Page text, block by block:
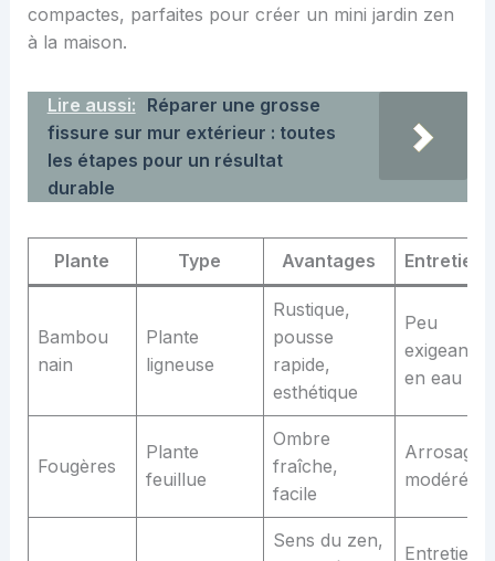
compactes, parfaites pour créer un mini jardin zen
à la maison.
Lire aussi: Réparer une grosse
fissure sur mur extérieur : toutes
les étapes pour un résultat
durable
Plante Type Avantages Entretien
Bambou
nain
Plante
ligneuse
Rustique,
pousse
rapide,
esthétique
Peu
exigeant
en eau
Fougères
Plante
feuillue
Ombre
fraîche,
facile
Arrosage
modéré
Sens du zen,
Entretien